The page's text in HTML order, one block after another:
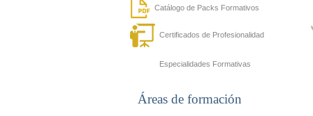
Catálogo de Packs Formativos
Certificados de Profesionalidad
Especialidades Formativas
Áreas de formación